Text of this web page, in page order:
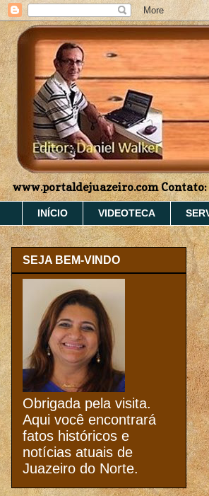
www.portaldejuazeiro.com
INÍCIO VIDEOTECA
SEJA BEM-VINDO
Obrigada pela visita.
Aqui você encontrará
fatos históricos e
notícias atuais de
Juazeiro do Norte.